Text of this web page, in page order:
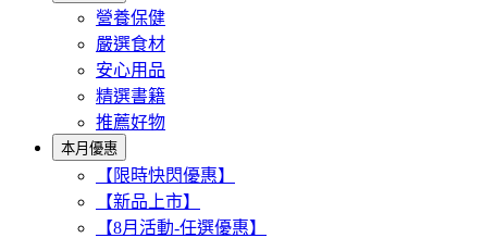
營養保健
嚴選食材
安心用品
精選書籍
推薦好物
本月優惠
【限時快閃優惠】
【新品上市】
【8月活動-任選優惠】